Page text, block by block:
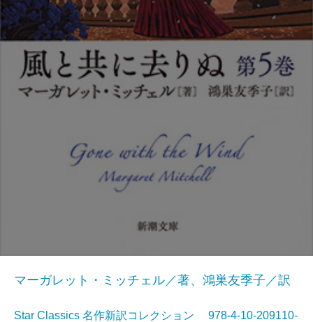
マーガレット・ミッチェル／著、鴻巣友季子／訳
Star Classics 名作新訳コレクション 978-4-10-209110-